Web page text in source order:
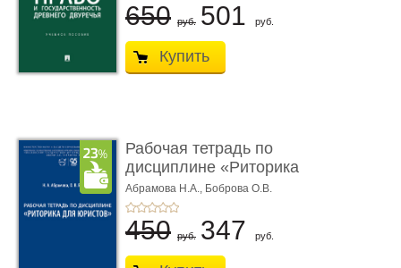
650 руб. 501 руб.
Купить
Рабочая тетрадь по
дисциплине «Риторика
для ю� ...
Абрамова Н.А., Боброва О.В.
450 руб. 347 руб.